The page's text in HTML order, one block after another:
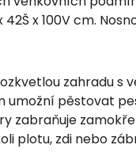
x 100V cm.
zahradu
umožní pěstovat
zabraňuje
plotu, zdi nebo